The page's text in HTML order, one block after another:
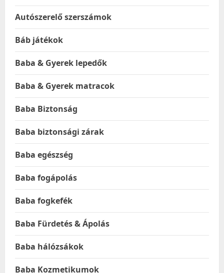
Autószerelő szerszámok
Báb játékok
Baba & Gyerek lepedők
Baba & Gyerek matracok
Baba Biztonság
Baba biztonsági zárak
Baba egészség
Baba fogápolás
Baba fogkefék
Baba Fürdetés & Ápolás
Baba hálózsákok
Baba Kozmetikumok